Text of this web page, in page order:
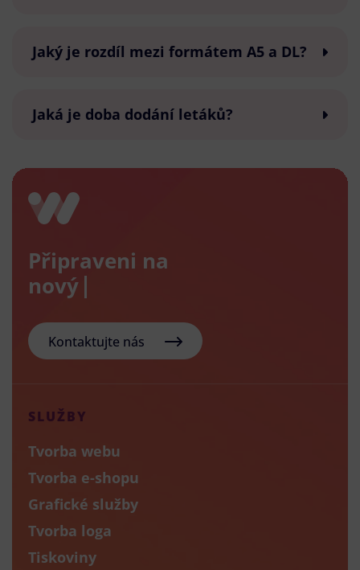
Jaký je rozdíl mezi formátem A5 a DL?
Jaká je doba dodání letáků?
Připraveni na
nový e-sho
Kontaktujte nás
SLUŽBY
Tvorba webu
Tvorba e-shopu
Grafické služby
Tvorba loga
Tiskoviny